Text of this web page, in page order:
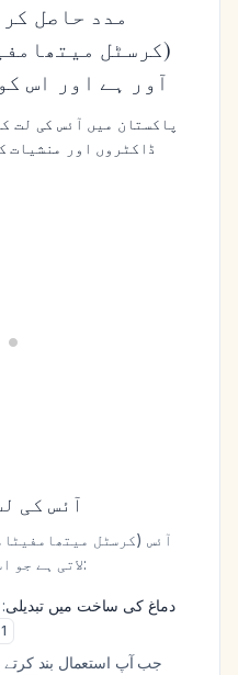
مدد حاصل
(کرسٹل
آور ہے اور اس
پاکستان میں آئس کی لت
ڈاکٹروں اور منشیات
آئس کی
آئس (کرسٹل
لاتی ہے جو اسے چھوڑنا بہت مشکل بناتی ہیں:
دماغ کی ساخت میں تبدیلی
1